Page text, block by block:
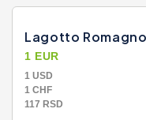
Lagotto
1 EUR
1 USD
1 CHF
117 RSD